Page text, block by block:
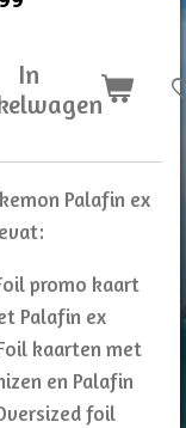
In
Palafin ex
promo kaart
Palafin ex
kaarten met
en Palafin
foil